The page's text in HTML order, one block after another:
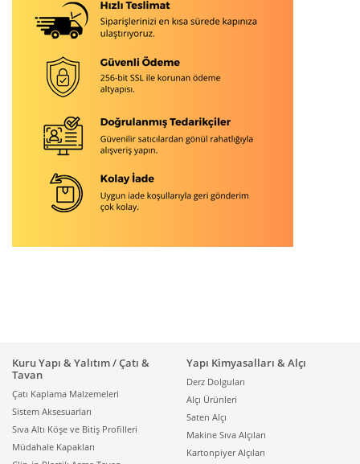
Kuru Yapı & Yalıtım / Çatı &
Tavan
Çatı Kaplama Malzemeleri
Sistem Aksesuarları
Sıva Altı Köşe ve Bitiş Profilleri
Müdahale Kapakları
Yapı Kimyasalları & Alçı
Derz Dolguları
Alçı Ürünleri
Saten Alçı
Makine Sıva Alçıları
Kartonpiyer Alçıları